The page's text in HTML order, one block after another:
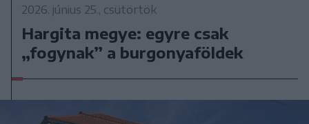
2026. június 25., csütörtök
Hargita megye: egyre csak
„fogynak” a burgonyaföldek